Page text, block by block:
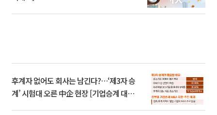
후계자 없어도 회사는 남긴다?…‘제3자 승
계’ 시험대 오른 中企 현장 [기업승계 대전